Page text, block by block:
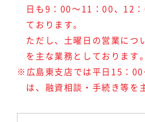
日も9：00～11：00、12
ております。
ただし、土曜日の営業につ
を主な業務としております。
※広島東支店では平日15：
は、融資相談・手続き等を